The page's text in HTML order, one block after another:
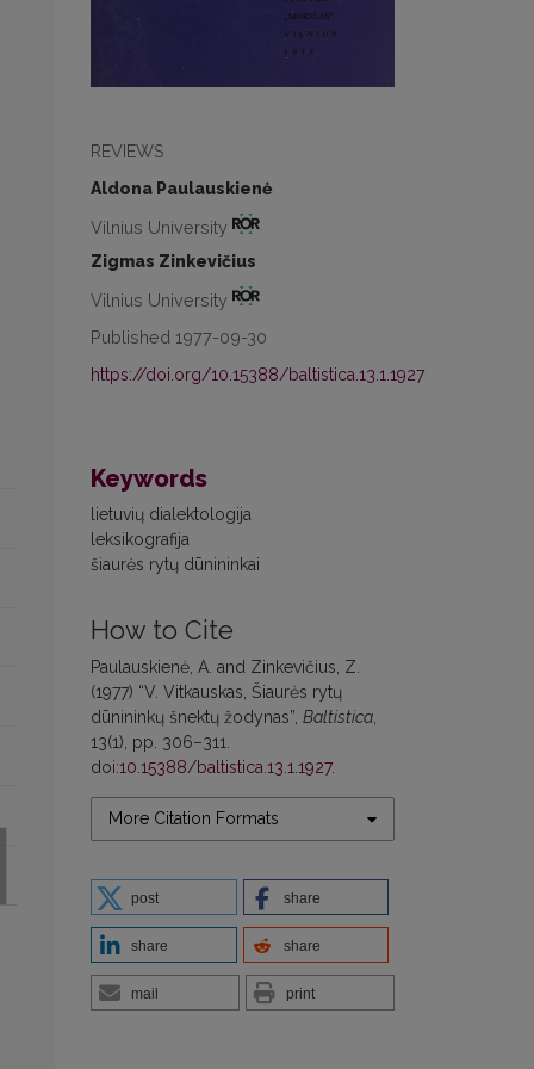
REVIEWS
Aldona Paulauskienė
Vilnius University
Zigmas Zinkevičius
Vilnius University
Published 1977-09-30
https://doi.org/10.15388/baltistica.13.1.1927
Keywords
lietuvių dialektologija
leksikografija
šiaurės rytų dūnininkai
How to Cite
Paulauskienė, A. and Zinkevičius, Z.
(1977) “V. Vitkauskas, Šiaurės rytų
dūnininkų šnektų žodynas”, Baltistica,
13(1), pp. 306–311.
doi:10.15388/baltistica.13.1.1927.
More Citation Formats
post share
share share
mail print